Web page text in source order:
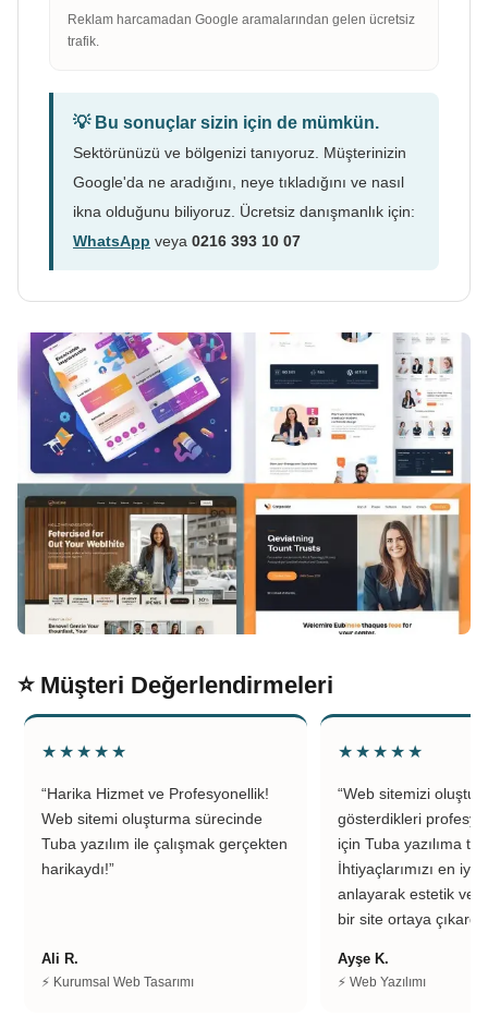
Reklam harcamadan Google aramalarından gelen ücretsiz
trafik.
💡 Bu sonuçlar sizin için de mümkün.
Sektörünüzü ve bölgenizi tanıyoruz. Müşterinizin
Google'da ne aradığını, neye tıkladığını ve nasıl
ikna olduğunu biliyoruz. Ücretsiz danışmanlık için:
WhatsApp veya 0216 393 10 07
⭐ Müşteri Değerlendirmeleri
★★★★★
“Harika Hizmet ve Profesyonellik!
Web sitemi oluşturma sürecinde
Tuba yazılım ile çalışmak gerçekten
harikaydı!”
Ali R.
⚡ Kurumsal Web Tasarımı
★★★★★
“Web sitemizi
gösterdikleri
için Tuba yazılıma
İhtiyaçlarımızı en iyi
anlayarak estetik ve
bir site ortaya
Ayşe K.
⚡ Web Yazılımı